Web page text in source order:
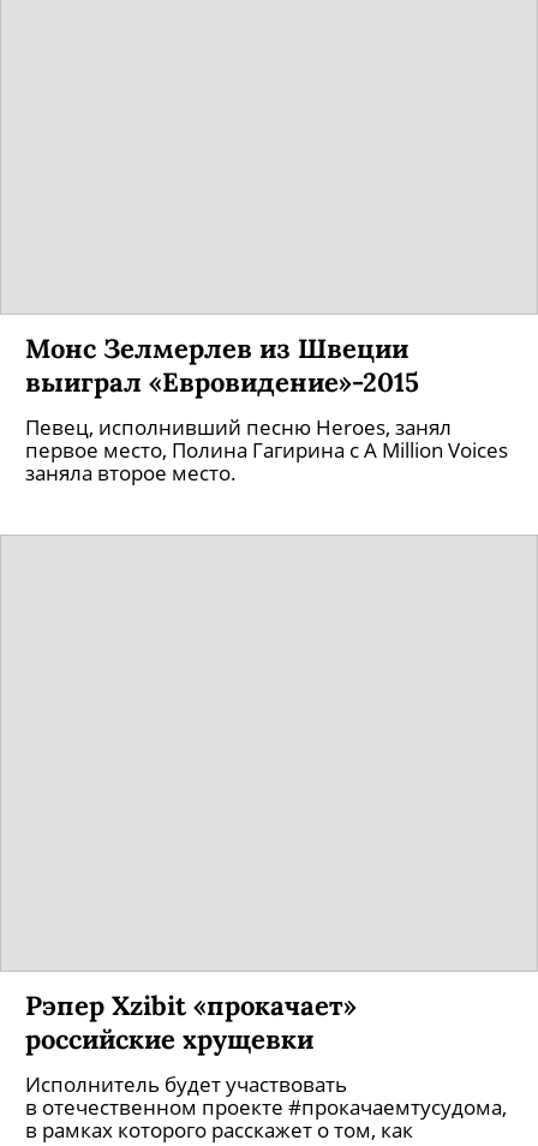
Монс Зелмерлев из Швеции
выиграл «Евровидение»-2015
Певец, исполнивший песню Heroes, занял
первое место, Полина Гагирина с A Million Voices
заняла второе место.
Рэпер Xzibit «прокачает»
российские хрущевки
Исполнитель будет участвовать
в отечественном проекте #прокачаемтусудома,
в рамках которого расскажет о том, как